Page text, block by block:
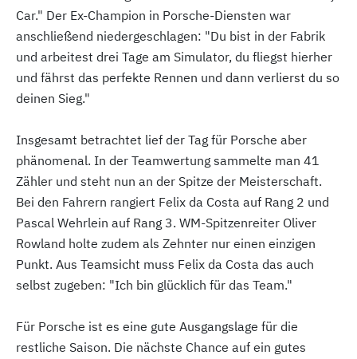
Car." Der Ex-Champion in Porsche-Diensten war
anschließend niedergeschlagen: "Du bist in der Fabrik
und arbeitest drei Tage am Simulator, du fliegst hierher
und fährst das perfekte Rennen und dann verlierst du so
deinen Sieg."
Insgesamt betrachtet lief der Tag für Porsche aber
phänomenal. In der Teamwertung sammelte man 41
Zähler und steht nun an der Spitze der Meisterschaft.
Bei den Fahrern rangiert Felix da Costa auf Rang 2 und
Pascal Wehrlein auf Rang 3. WM-Spitzenreiter Oliver
Rowland holte zudem als Zehnter nur einen einzigen
Punkt. Aus Teamsicht muss Felix da Costa das auch
selbst zugeben: "Ich bin glücklich für das Team."
Für Porsche ist es eine gute Ausgangslage für die
restliche Saison. Die nächste Chance auf ein gutes